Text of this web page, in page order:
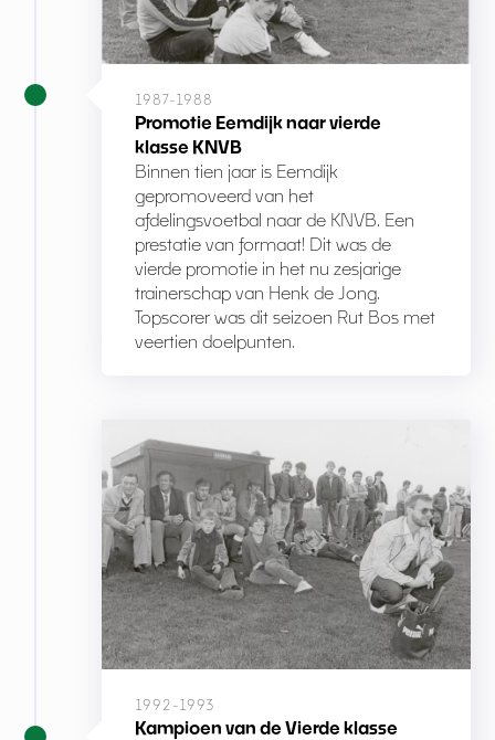
1987-1988
Promotie Eemdijk naar vierde
klasse KNVB
Binnen tien jaar is Eemdijk
gepromoveerd van het
afdelingsvoetbal naar de KNVB. Een
prestatie van formaat! Dit was de
vierde promotie in het nu zesjarige
trainerschap van Henk de Jong.
Topscorer was dit seizoen Rut Bos met
veertien doelpunten.
1992-1993
Kampioen van de Vierde klasse